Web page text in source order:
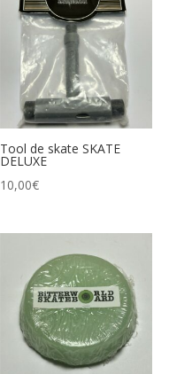
Tool de skate SKATE
DELUXE
10,00€